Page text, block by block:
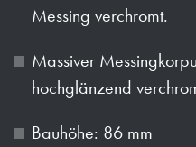
Messing verchromt.
Massiver
hochglänzend
Bauhöhe: 86 mm